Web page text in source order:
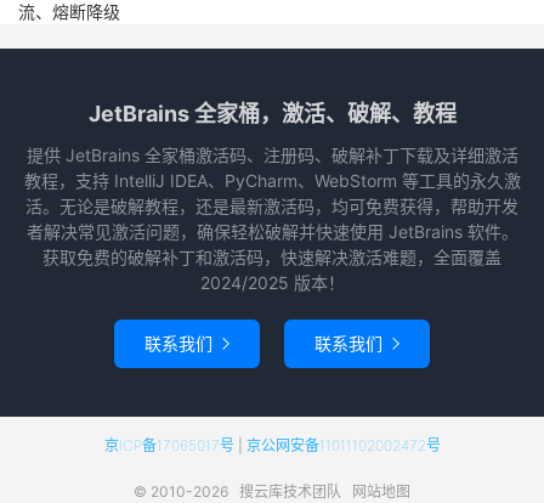
流、熔断降级
JetBrains 全家桶，激活、破解、教程
提供 JetBrains 全家桶激活码、注册码、破解补丁下载及详细激活
教程，支持 IntelliJ IDEA、PyCharm、WebStorm 等工具的永久激
活。无论是破解教程，还是最新激活码，均可免费获得，帮助开发
者解决常见激活问题，确保轻松破解并快速使用 JetBrains 软件。
获取免费的破解补丁和激活码，快速解决激活难题，全面覆盖
2024/2025 版本！
联系我们  联系我们 
京ICP备17065017号| 京公网安备11011102002472号
© 2010-2026 搜云库技术团队 网站地图